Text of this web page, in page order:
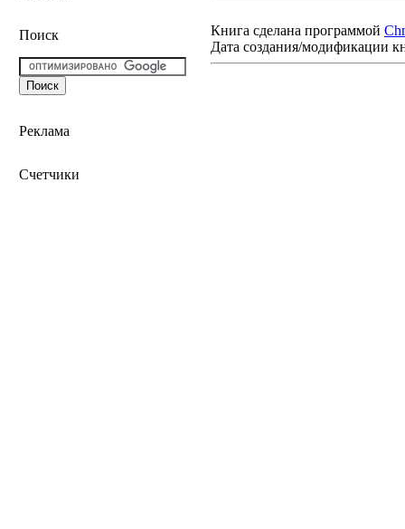
Поиск
Реклама
Счетчики
Книга сделана программой
Дата создания/модификации